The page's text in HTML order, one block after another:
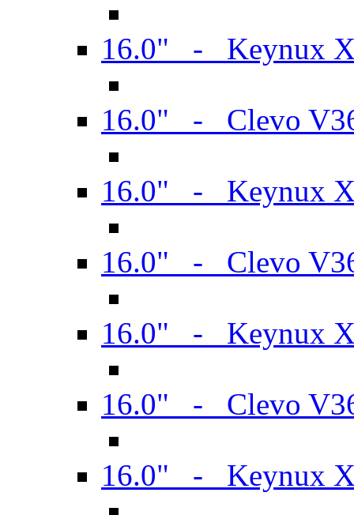
16.0" - Keynux
16.0" - Clevo
16.0" - Keynux
16.0" - Clevo
16.0" - Keynux
16.0" - Clevo
16.0" - Keynux